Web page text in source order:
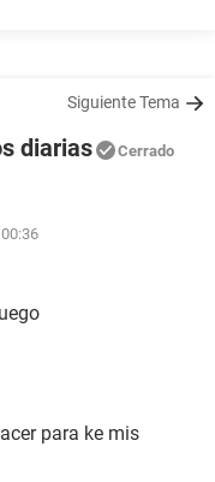
Siguiente Tema
diarias Cerrado
para ke mis